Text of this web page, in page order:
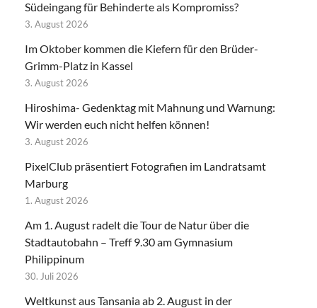
Südeingang für Behinderte als Kompromiss?
3. August 2026
Im Oktober kommen die Kiefern für den Brüder-
Grimm-Platz in Kassel
3. August 2026
Hiroshima- Gedenktag mit Mahnung und Warnung:
Wir werden euch nicht helfen können!
3. August 2026
PixelClub präsentiert Fotografien im Landratsamt
Marburg
1. August 2026
Am 1. August radelt die Tour de Natur über die
Stadtautobahn – Treff 9.30 am Gymnasium
Philippinum
30. Juli 2026
Weltkunst aus Tansania ab 2. August in der